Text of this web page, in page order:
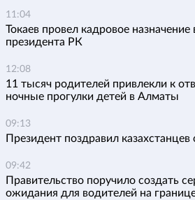
11:04
Токаев провел кадровое
президента РК
12:08
11 тысяч родителей привлекли к
ночные прогулки детей в Алматы
09:13
Президент поздравил
09:42
Правительство поручило создать
ожидания для водителей на